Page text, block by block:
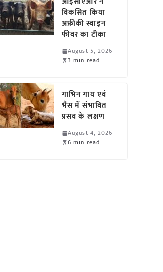
विकसित किया
अफ्रीकी स्वाइन
फीवर का टीका
August 5, 2026
3 min read
गाभिन गाय एवं
भैंस में संभावित
प्रसव के लक्षण
August 4, 2026
6 min read